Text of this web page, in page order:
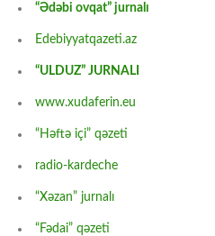
“Ədəbi ovqat” jurnalı
Edebiyyatqazeti.az
“ULDUZ” JURNALI
www.xudaferin.eu
“Həftə içi” qəzeti
radio-kardeche
“Xəzan” jurnalı
“Fədai” qəzeti